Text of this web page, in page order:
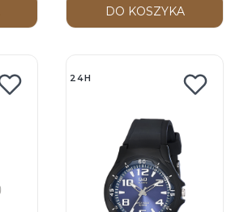
DO KOSZYKA
24H